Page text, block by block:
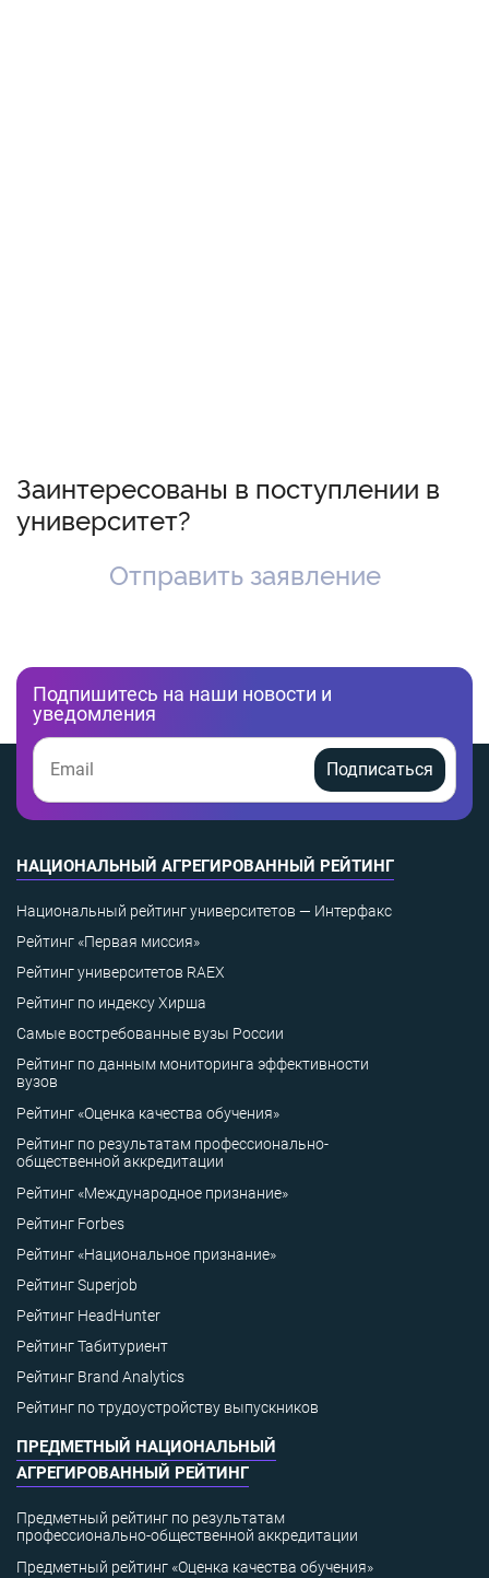
Заинтересованы в поступлении в
университет?
Отправить заявление
Подпишитесь на наши новости и
уведомления
Подписаться
НАЦИОНАЛЬНЫЙ АГРЕГИРОВАННЫЙ РЕЙТИНГ
Национальный рейтинг университетов — Интерфакс
Рейтинг «Первая миссия»
Рейтинг университетов RAEX
Рейтинг по индексу Хирша
Самые востребованные вузы России
Рейтинг по данным мониторинга эффективности
вузов
Рейтинг «Оценка качества обучения»
Рейтинг по результатам профессионально-
общественной аккредитации
Рейтинг «Международное признание»
Рейтинг Forbes
Рейтинг «Национальное признание»
Рейтинг Superjob
Рейтинг HeadHunter
Рейтинг Табитуриент
Рейтинг Brand Analytics
Рейтинг по трудоустройству выпускников
ПРЕДМЕТНЫЙ НАЦИОНАЛЬНЫЙ
АГРЕГИРОВАННЫЙ РЕЙТИНГ
Предметный рейтинг по результатам
профессионально-общественной аккредитации
Предметный рейтинг «Оценка качества обучения»